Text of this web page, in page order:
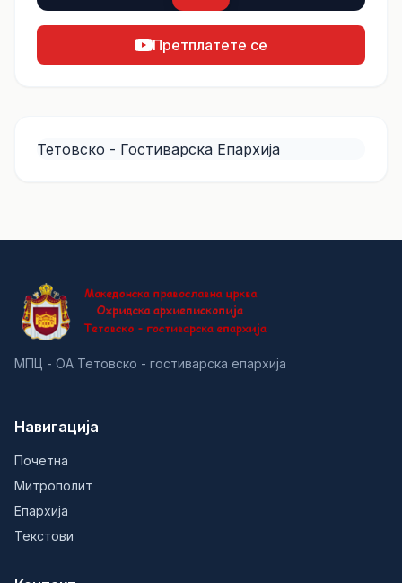
Претплатете се
Тетовско - Гостиварска Епархија
МПЦ - ОА Тетовско - гостиварска епархија
Навигација
Почетна
Митрополит
Епархија
Текстови